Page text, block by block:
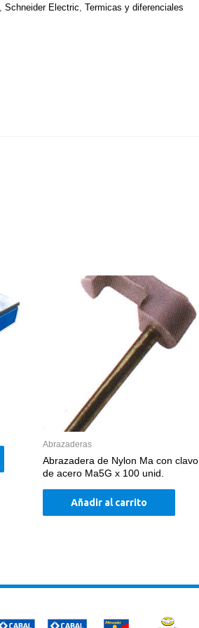
Schneider Electric Termicas y diferenciales
Abrazaderas
Abrazadera de Nylon Ma con clavo
de acero Ma5G x 100 unid.
Añadir al carrito